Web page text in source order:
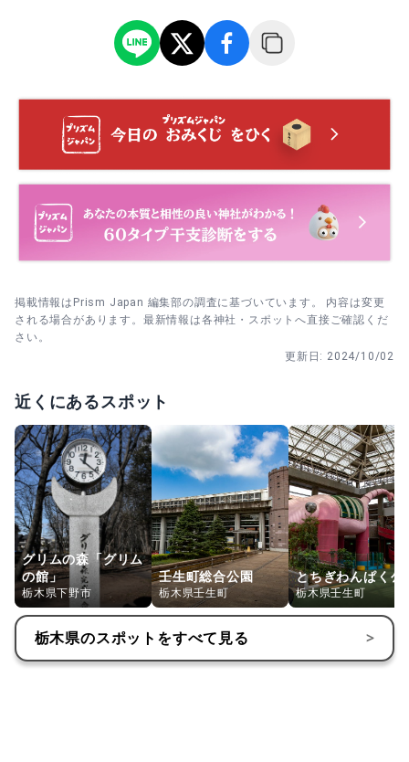
降、または3〜4日午前中が比較的スムーズ。
4月 春の例祭｜近い日曜に太々神楽奉納。御朱印目当ての
人も増えるため、午前の早い時間が◎。
7月中旬 八坂祭｜境内社の夏祭り。厄病除けを願い、町内
巡行が行われる年も。
11月15日 秋の例祭｜紅葉が美しい頃。平日の日中を選ぶと
11月25日 新嘗祭｜新穀を供え収穫に感謝する日。しめやか
に執行されます。
拝殿参拝→御柱前で一礼→心中で祈念→最後に1枚だけ撮
影、の順で。人が少ない早朝が狙い目です。
手水→拝殿参拝→しめ縄の前で一礼し短く祈念→周囲に人
がいなければ一枚だけ撮影、の順で。
社務所で厄割玉を受ける→勝石へ移動→一礼→1回だけそっ
と投げる→最後に軽く会釈、の順で。
人の少ない早朝・平日に訪問→先に参拝→最後にトトロ像
掲載情報はPrism Japan 編集部の調査に基づいています。 内容は変更
される場合があります。最新情報は各神社・スポットへ直接ご確認くだ
さい。
更新日: 2024/10/02
近くにあるスポット
グリムの森「グリム
の館」
栃木県下野市
壬生町総合公園
栃木県壬生町
とちぎわんぱく公
栃木県壬生町
栃木県のスポットをすべて見る >